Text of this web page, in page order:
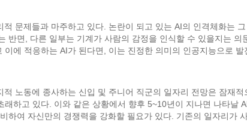
문제들과 마주하고 있다. 논란이 되고 있는 AI의 인격체화는
반면, 다른 일부는 기계가 사람의 감정을 인식할 수 있을지는
에 적응하는 AI가 된다면, 이는 진정한 의미의 인공지능으로 발
노동에 종사하는 신입 및 주니어 직군의 일자리 전망은 잠재
하고 있다. 이와 같은 상황에서 향후 5~10년이 지나면 나타날
하여 자신만의 경쟁력을 강화할 필요가 있다. 기존의 일자리가